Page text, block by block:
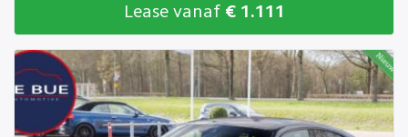
Lease vanaf € 1.111